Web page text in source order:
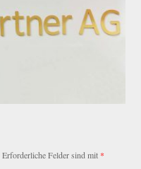
Erforderliche Felder sind mit *